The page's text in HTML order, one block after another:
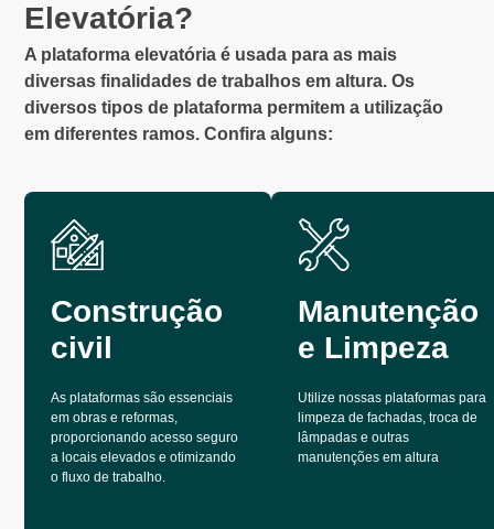
Elevatória?
A plataforma elevatória é usada para as mais
diversas finalidades de trabalhos em altura. Os
diversos tipos de plataforma permitem a utilização
em diferentes ramos. Confira alguns:
Construção
civil
As plataformas são essenciais
em obras e reformas,
proporcionando acesso seguro
a locais elevados e otimizando
o fluxo de trabalho.
Manutenção
e Limpeza
Utilize nossas plataformas para
limpeza de fachadas, troca de
lâmpadas e outras
manutenções em altura